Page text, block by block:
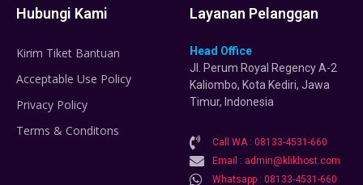
Hubungi Kami
Kirim Tiket Bantuan
Acceptable Use Policy
Privacy Policy
Terms & Conditons
Layanan Pelanggan
Head Office
Jl. Perum Royal Regency A-2
Kaliombo, Kota Kediri, Jawa
Timur, Indonesia
Call WA : 08133-4531-660
Email : admin@klikhost.com
Whatsapp : 08133-4531-660